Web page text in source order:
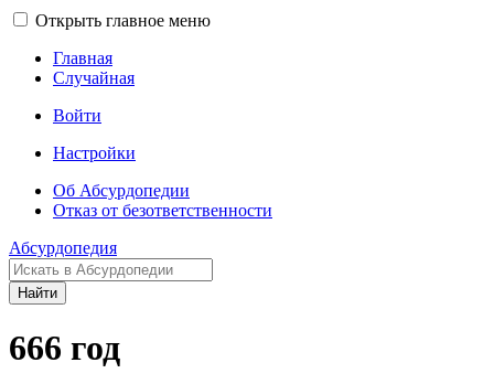
Открыть главное меню
Главная
Случайная
Войти
Настройки
Об Абсурдопедии
Отказ от безответственности
Абсурдопедия
Найти
666 год